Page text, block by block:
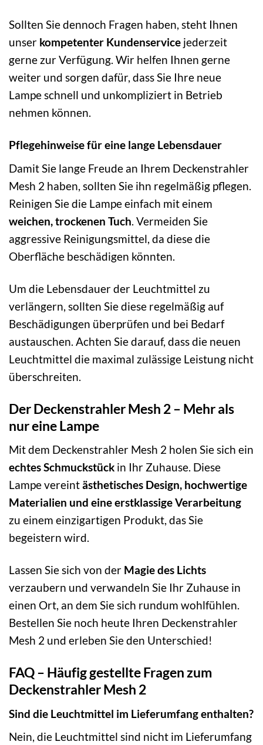
Sollten Sie dennoch Fragen haben, steht Ihnen
unser kompetenter Kundenservice jederzeit
gerne zur Verfügung. Wir helfen Ihnen gerne
weiter und sorgen dafür, dass Sie Ihre neue
Lampe schnell und unkompliziert in Betrieb
nehmen können.
Pflegehinweise für eine lange Lebensdauer
Damit Sie lange Freude an Ihrem Deckenstrahler
Mesh 2 haben, sollten Sie ihn regelmäßig pflegen.
Reinigen Sie die Lampe einfach mit einem
weichen, trockenen Tuch. Vermeiden Sie
aggressive Reinigungsmittel, da diese die
Oberfläche beschädigen könnten.
Um die Lebensdauer der Leuchtmittel zu
verlängern, sollten Sie diese regelmäßig auf
Beschädigungen überprüfen und bei Bedarf
austauschen. Achten Sie darauf, dass die neuen
Leuchtmittel die maximal zulässige Leistung nicht
überschreiten.
Der Deckenstrahler Mesh 2 – Mehr als
nur eine Lampe
Mit dem Deckenstrahler Mesh 2 holen Sie sich ein
echtes Schmuckstück in Ihr Zuhause. Diese
Lampe vereintästhetisches Design, hochwertige
Materialien und eine erstklassige Verarbeitung
zu einem einzigartigen Produkt, das Sie
begeistern wird.
Lassen Sie sich von der Magie des Lichts
verzaubern und verwandeln Sie Ihr Zuhause in
einen Ort, an dem Sie sich rundum wohlfühlen.
Bestellen Sie noch heute Ihren Deckenstrahler
Mesh 2 und erleben Sie den Unterschied!
FAQ – Häufig gestellte Fragen zum
Deckenstrahler Mesh 2
Sind die Leuchtmittel im Lieferumfang enthalten?
Nein, die Leuchtmittel sind nicht im Lieferumfang